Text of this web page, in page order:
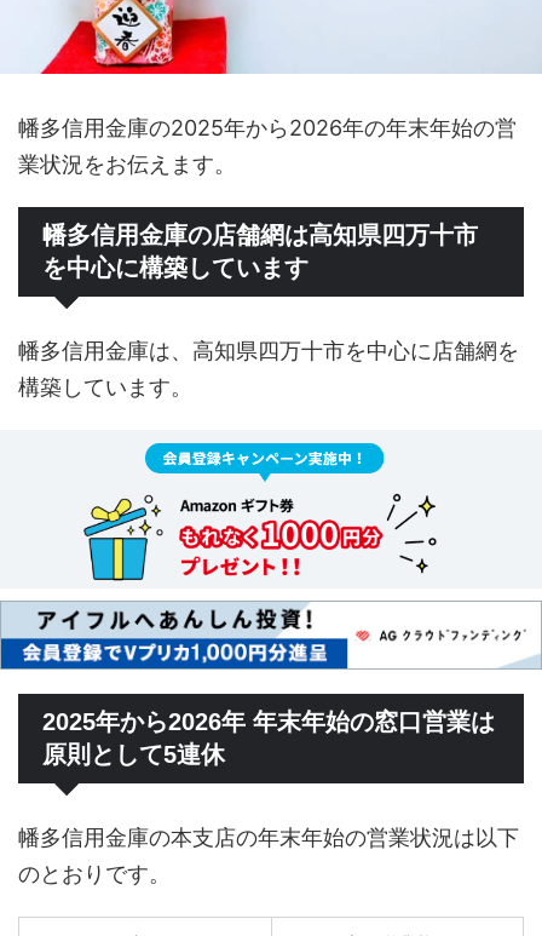
幡多信用金庫の2025年から2026年の年末年始の営
業状況をお伝えます。
幡多信用金庫の店舗網は高知県四万十市
を中心に構築しています
幡多信用金庫は、高知県四万十市を中心に店舗網を
構築しています。
2025年から2026年 年末年始の窓口営業は
原則として5連休
幡多信用金庫の本支店の年末年始の営業状況は以下
のとおりです。